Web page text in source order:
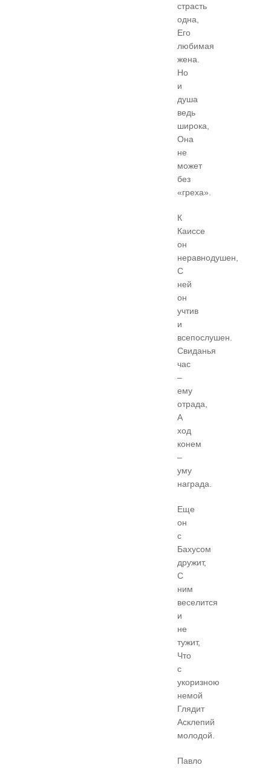
страсть
одна,
Его
любимая
жена.
Но
и
душа
ведь
широка,
Она
не
может
без
«греха».
К
Каиссе
он
неравнодушен,
С
ней
он
учтив
и
всепослушен.
Свиданья
час
–
ему
отрада,
А
ход
конем
–
уму
награда.
Еще
он
с
Бахусом
дружит,
С
ним
веселится
и
не
тужит,
Что
с
укоризною
немой
Глядит
Асклепий
молодой.
Павло